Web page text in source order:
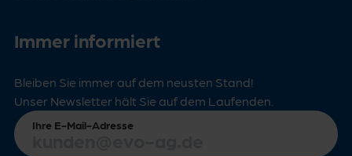
Immer informiert
Bleiben Sie immer auf dem neusten Stand!
Unser Newsletter hält Sie auf dem Laufenden.
Ihre E-Mail-Adresse